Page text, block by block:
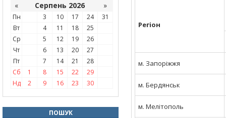
« Серпень 2026 »
Пн 3 10 17 24
31
Вт
4 11 18
25
Ср
5 12 19
26
Чт
6 13 20
27
Пт
7 14 21
28
Сб
1 8 15 22
29
Нд
2 9 16 23 30
ПОШУК
Регіон
м. Запоріжжя
м. Бердянськ
м. Мелітополь